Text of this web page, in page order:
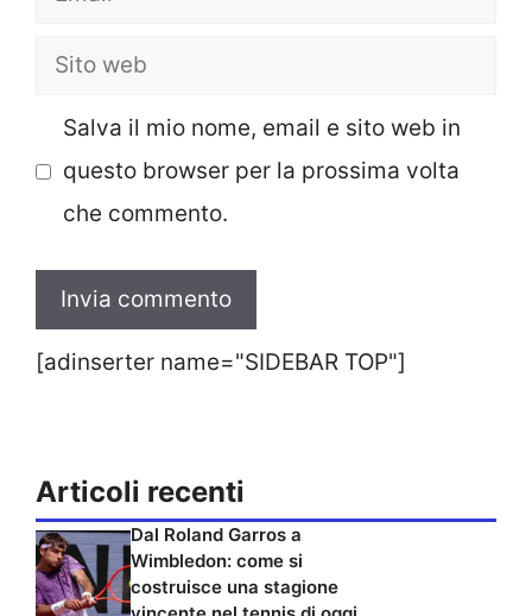
Sito
Salva il mio nome, email e sito web in
questo browser per la prossima volta
che commento.
[adinserter name="SIDEBAR TOP"]
Articoli recenti
Dal Roland Garros a
Wimbledon: come si
costruisce una stagione